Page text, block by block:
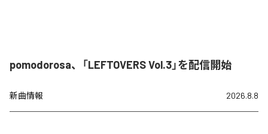
pomodorosa、「LEFTOVERS Vol.3」を配信開始
新曲情報 2026.8.8